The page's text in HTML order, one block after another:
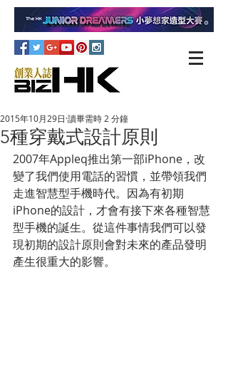
5種穿戴式設計原則
2015年10月29日 讀畢需時 2 分鐘
2007年Appleq推出第一部iPhone，改
變了我們使用電話的習慣，並帶領我們
走進智慧型手機時代。因為有初期
iPhone的設計，才會有接下來各種智慧
型手機的誕生。從這件事情我們可以發
現初期的設計原則會對未來的產品發明
產生很重大的影響。